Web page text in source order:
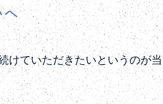
けていただきたいというのが当